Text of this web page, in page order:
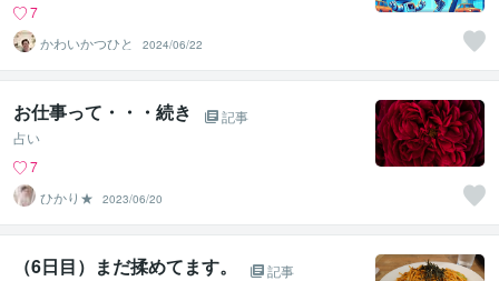
7
かわいかつひと
2024/06/22
お仕事って・・・続き
記事
占い
7
ひかり★
2023/06/20
（6日目）まだ揉めてます。
記事